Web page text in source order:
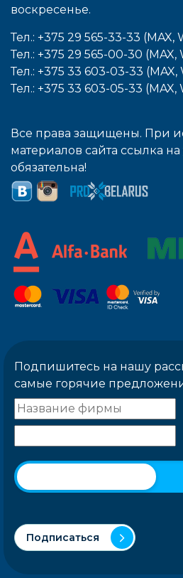
воcкресенье.
Тел.: +375 29 565-33-33 (MAX,
Тел.: +375 29 565-00-30
Тел.: +375 33 603-03-33
Тел.: +375 33 603-05-33
Все права защищены. При
материалов сайта ссылка на
обязательна!
Подпишитесь на нашу
самые горячие
Подписаться